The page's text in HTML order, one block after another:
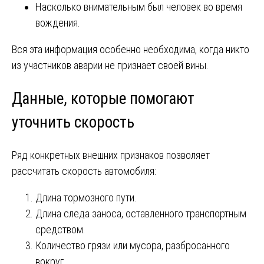
Насколько внимательным был человек во время
вождения.
Вся эта информация особенно необходима, когда никто
из участников аварии не признает своей вины.
Данные, которые помогают
уточнить скорость
Ряд конкретных внешних признаков позволяет
рассчитать скорость автомобиля:
Длина тормозного пути.
Длина следа заноса, оставленного транспортным
средством.
Количество грязи или мусора, разбросанного
вокруг.